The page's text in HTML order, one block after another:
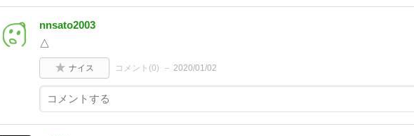
nnsato2003
△
ナイス コメント(0) 2020/01/02